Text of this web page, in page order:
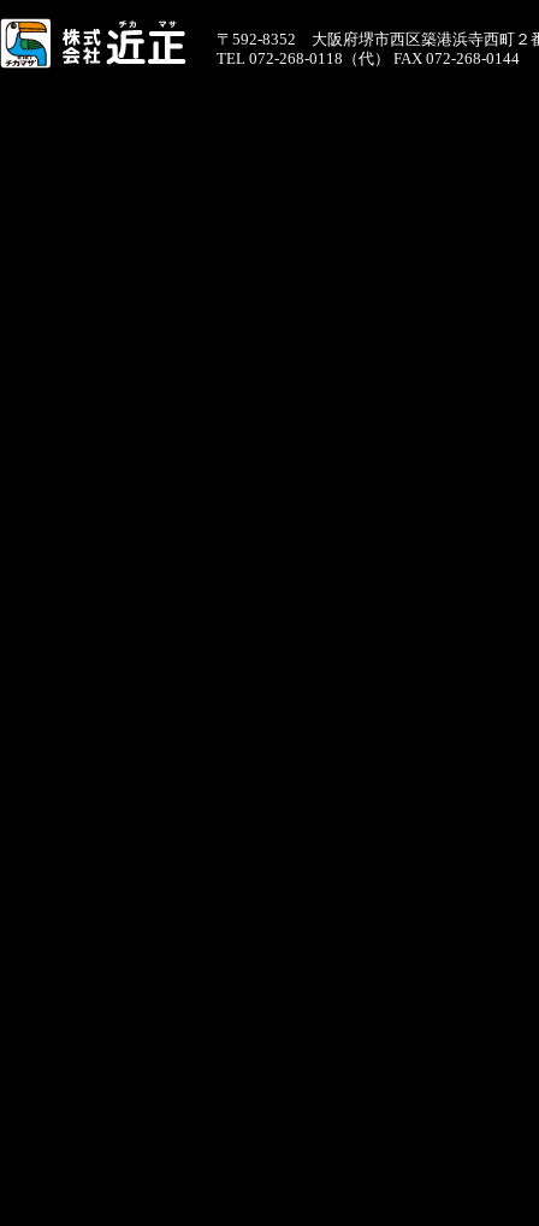
〒592-8352 大阪府堺市西区築港浜寺西町２
TEL 072-268-0118（代） FAX 072-268-0144